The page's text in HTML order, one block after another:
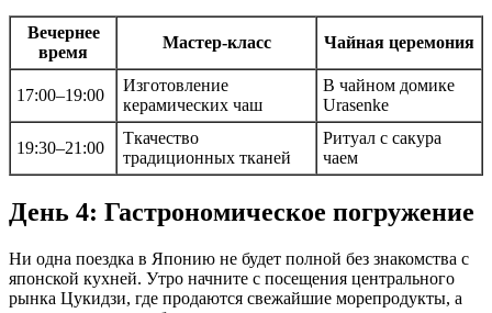
Вечернее
время
Мастер-класс Чайная церемония
17:00–19:00
Изготовление
керамических чаш
В чайном домике
Urasenke
19:30–21:00
Ткачество
традиционных тканей
Ритуал с сакура
чаем
День 4: Гастрономическое погружение
Ни одна поездка в Японию не будет полной без знакомства с
японской кухней. Утро начните с посещения центрального
рынка Цукидзи, где продаются свежайшие морепродукты, а